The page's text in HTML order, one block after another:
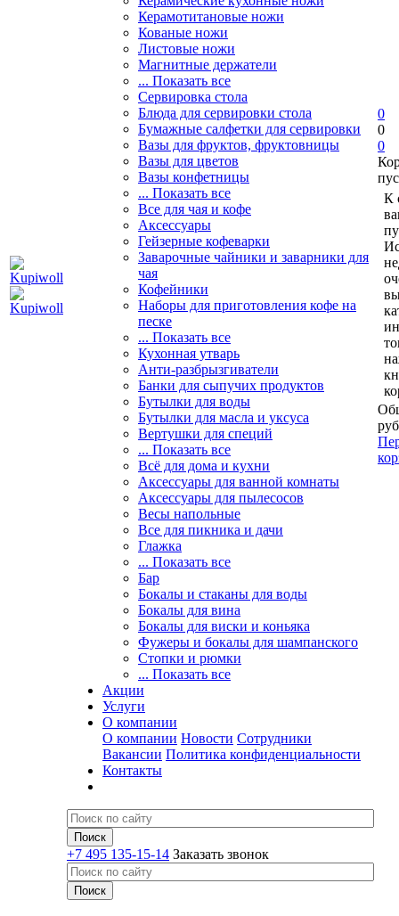
Керамотитановые ножи
Кованые ножи
Листовые ножи
Магнитные держатели
... Показать все
Сервировка стола
Блюда для сервировки стола
Бумажные салфетки для сервировки
Вазы для фруктов, фруктовницы
Вазы для цветов
Вазы конфетницы
... Показать все
Все для чая и кофе
Аксессуары
Гейзерные кофеварки
Заварочные чайники и заварники для
чая
Кофейники
Наборы для приготовления кофе на
песке
... Показать все
Кухонная утварь
Анти-разбрызгиватели
Банки для сыпучих продуктов
Бутылки для воды
Бутылки для масла и уксуса
Вертушки для специй
... Показать все
Всё для дома и кухни
Аксессуары для ванной комнаты
Аксессуары для пылесосов
Весы напольные
Все для пикника и дачи
Глажка
... Показать все
Бар
Бокалы и стаканы для воды
Бокалы для вина
Бокалы для виски и коньяка
Фужеры и бокалы для шампанского
Стопки и рюмки
... Показать все
Акции
Услуги
О компании
О компании Новости Сотрудники
Вакансии Политика конфиденциальности
Контакты
+7 495 135-15-14 Заказать звонок
0
0
0
К